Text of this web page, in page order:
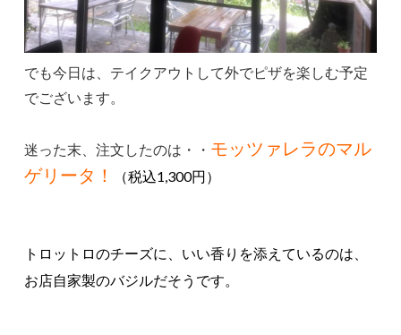
でも今日は、テイクアウトして外でピザを楽しむ予定
でございます。
迷った末、注文したのは・・ モッツァレラのマル
ゲリータ！
（税込1,300円）
トロットロのチーズに、いい香りを添えているのは、
お店自家製のバジルだそうです。